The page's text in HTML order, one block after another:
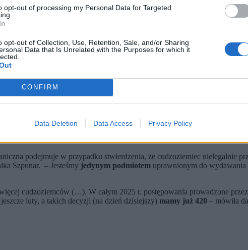
opt-out of processing my Personal Data for Targeted
opt-out of Collection, Use, Retention, Sale, and/or Sharing
Data that Is Unrelated with the Purposes for which it
CONFIRM
Data Deletion Data Access Privacy Policy
cudzoziemców. (fot. NGCHIYUI, FotoDax / Shutterstock)
roku.
stanowią Kolumbijczycy.
i otrzyma 10-letni zakaz wjazdu do Schengen.
Polski przez cudzoziemców
o opuszczeniu Polski przez cudzoziemców. Wśród nich znalazły się 33
podejmuje w przypadku stwierdzenia, że cudzoziemiec nielegalnie
Szpunar. – Jesteśmy jedynym podmiotem uprawnionym do
cudzoziemców (…). W całym 2025 r. postępowania prowadzone
luty, a takich decyzji (na dzień dzisiejszy) mamy już 420 – mówiła